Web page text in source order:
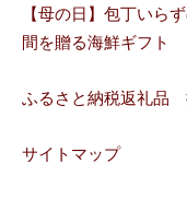
【母の日】包丁いら
間を贈る海鮮ギフト
ふるさと納税返礼品
サイトマップ